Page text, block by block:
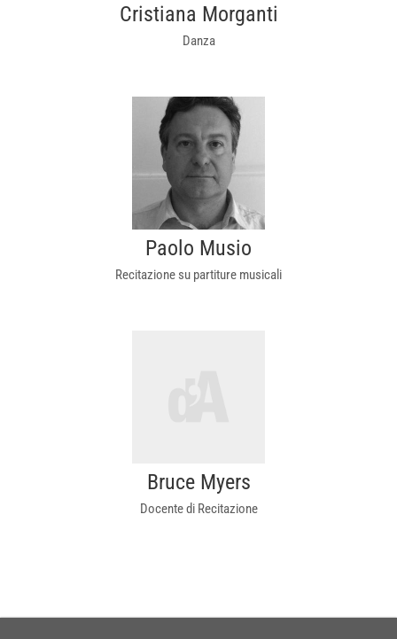
Cristiana Morganti
Danza
Paolo Musio
Recitazione su partiture musicali
Bruce Myers
Docente di Recitazione